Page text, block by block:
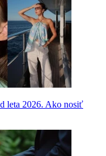
leta 2026. Ako nosiť